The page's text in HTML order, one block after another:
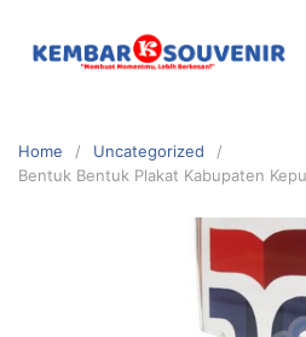
Home
Uncategorized
Bentuk Bentuk Plakat Kabupaten